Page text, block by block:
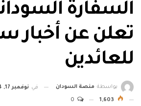
السفارة
تعلن عن أخبار
للعائدين
بواسطة منصة السودان في نوفمبر 17, 2024
1,603